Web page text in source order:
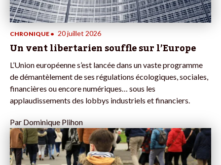
CHRONIQUE • 20 juillet 2026
Un vent libertarien souffle sur l’Europe
L’Union européenne s’est lancée dans un vaste programme
de démantèlement de ses régulations écologiques, sociales,
financières ou encore numériques… sous les
applaudissements des lobbys industriels et financiers.
Par Dominique Plihon